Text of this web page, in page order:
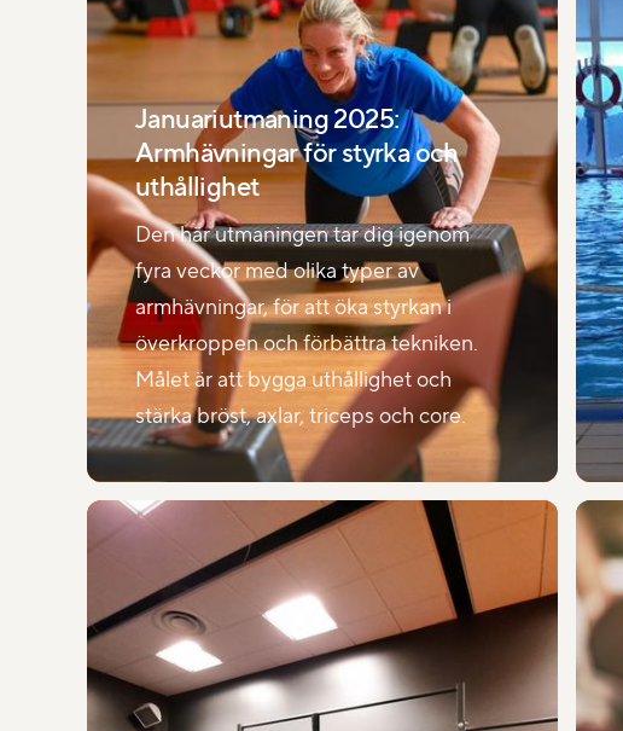
Januariutmaning 2025:
Armhävningar för styrka och
uthållighet
Den här utmaningen tar dig igenom
fyra veckor med olika typer av
armhävningar, för att öka styrkan i
överkroppen och förbättra tekniken.
Målet är att bygga uthållighet och
stärka bröst, axlar, triceps och core.